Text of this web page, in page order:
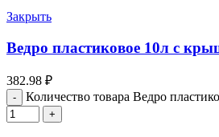
Закрыть
Ведро пластиковое 10л с
382.98 ₽
Количество товара Ведро